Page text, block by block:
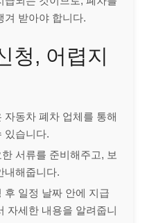
겨 받아야 합니다.
청, 어렵지
자동차 폐차 업체를 통해
있습니다.
서류를 준비해주고, 보
내해줍니다.
후 일정 날짜 안에 지급
자세한 내용을 알려줍니